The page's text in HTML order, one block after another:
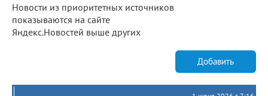
Новости из приоритетных источников
показываются на сайте
Яндекс.Новостей выше других
Добавить